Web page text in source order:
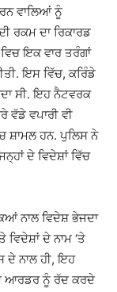
ਵਾਲਿਆਂ ਨੂੰ
ਰਕਮ ਦਾ ਰਿਕਾਰਡ
ਇਕ ਵਾਰ ਤਰੰਗਾਂ
ਇਸ ਵਿੱਚ, ਕਰਿੰਡੇ
ਸੀ. ਇਹ ਨੈਟਵਰਕ
ਵੱਡੇ ਵਪਾਰੀ ਵੀ
ਸ਼ਾਮਲ ਹਨ. ਪੁਲਿਸ ਨੇ
ਦੇ ਵਿਦੇਸ਼ਾਂ ਵਿੱਚ
ਨਾਲ ਵਿਦੇਸ਼ ਭੇਜਦਾ
ਦੇ ਨਾਮ ‘ਤੇ
ਦੇ ਨਾਲ ਹੀ, ਇਹ
ਆਰਡਰ ਨੂੰ ਰੱਦ ਕਰਦੇ